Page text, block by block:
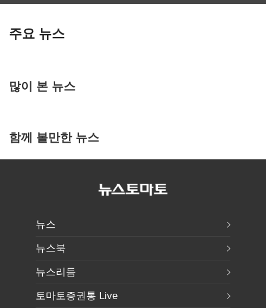
주요 뉴스
많이 본 뉴스
함께 볼만한 뉴스
뉴스
뉴스북
뉴스리듬
토마토증권통 Live